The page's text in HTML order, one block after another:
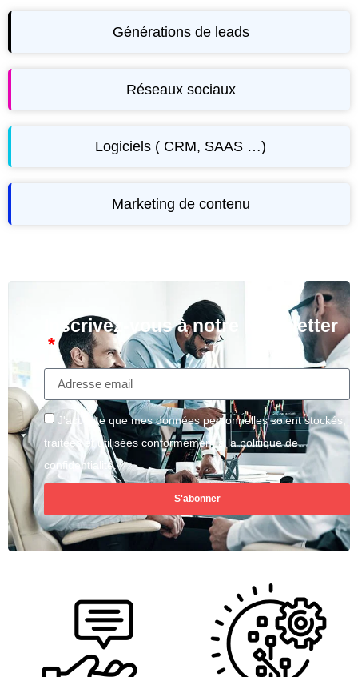
Générations de leads
Réseaux sociaux
Logiciels ( CRM, SAAS …)
Marketing de contenu
Inscrivez-vous à notre Newsletter
J'accepte que mes données personnelles soient stockés,
traitées et utilisées conformément à la politique de
confidentialité.
S'abonner